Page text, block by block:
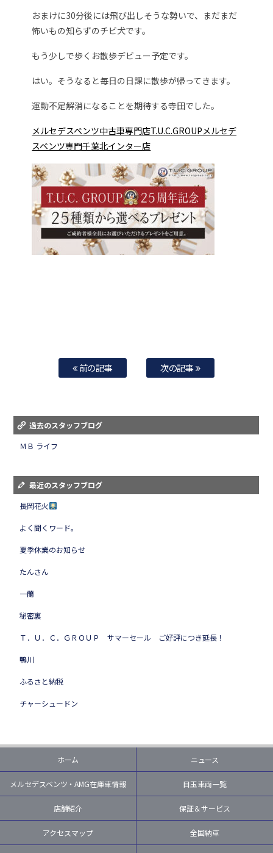
おまけに30分後には飛び出しそうな勢いで、まだまだ
怖いもの知らずのチビ犬です。
もう少しで歩くお散歩デビュー予定です。
はい。そうなると毎日の日課に散歩が帰ってきます。
運動不足解消になることを期待する寺田でした。
メルセデスベンツ中古車専門店T.U.C.GROUPメルセデ
スベンツ専門千葉北インター店
前の記事 次の記事
過去のスタッフブログ
ＭＢ ライフ
最近のスタッフブログ
長岡花火
よく聞くワード。
夏季休業のお知らせ
たんさん
一蘭
秘密裏
Ｔ．Ｕ．Ｃ．ＧＲＯＵＰ サマーセール ご好評につき延長！
鴨川
ふるさと納税
チャーシュードン
ホーム ニュース
メルセデスベンツ・AMG在庫車情報 目玉車両一覧
店舗紹介 保証＆サービス
アクセスマップ 全国納車